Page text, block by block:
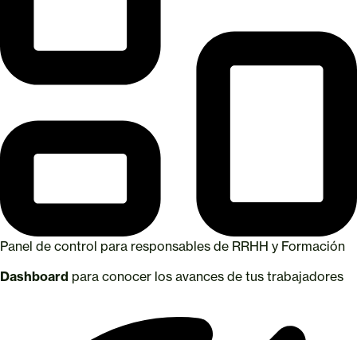
Panel de control para responsables de RRHH y Formación
Dashboard para conocer los avances de tus trabajadores